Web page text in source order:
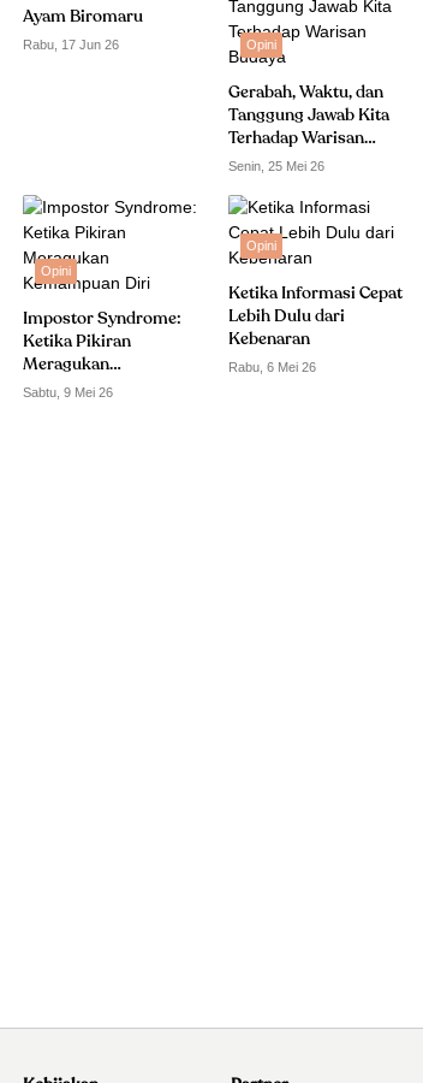
Ayam Biromaru
Rabu, 17 Jun 26 Opini
Gerabah, Waktu, dan
Tanggung Jawab Kita
Terhadap Warisan
Budaya
Senin, 25 Mei 26
Opini
Impostor Syndrome:
Ketika Pikiran
Meragukan
Kemampuan Diri
Sabtu, 9 Mei 26
Opini
Ketika Informasi Cepat
Lebih Dulu dari
Kebenaran
Rabu, 6 Mei 26